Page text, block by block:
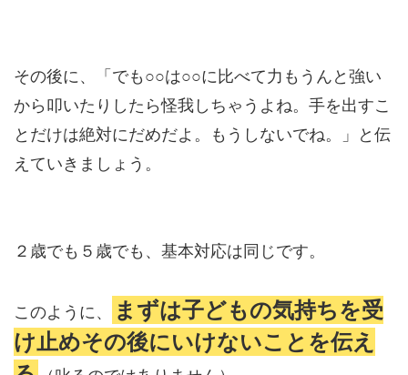
その後に、「でも○○は○○に比べて力もうんと強い
から叩いたりしたら怪我しちゃうよね。手を出すこ
とだけは絶対にだめだよ。もうしないでね。」と伝
えていきましょう。
２歳でも５歳でも、基本対応は同じです。
このように、
まずは子どもの気持ちを受
け止めその後にいけないことを伝え